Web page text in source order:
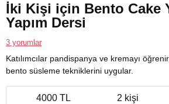
İki Kişi için Bento Cake
Yapım Dersi
3 yorumlar
Katılımcılar pandispanya ve kremayı
bento süsleme tekniklerini uygular.
4000 TL 2 kişi